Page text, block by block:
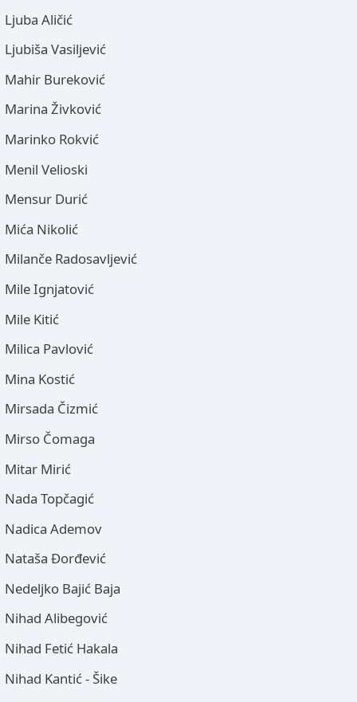
Ljuba Aličić
Ljubiša Vasiljević
Mahir Bureković
Marina Živković
Marinko Rokvić
Menil Velioski
Mensur Durić
Mića Nikolić
Milanče Radosavljević
Mile Ignjatović
Mile Kitić
Milica Pavlović
Mina Kostić
Mirsada Čizmić
Mirso Čomaga
Mitar Mirić
Nada Topčagić
Nadica Ademov
Nataša Đorđević
Nedeljko Bajić Baja
Nihad Alibegović
Nihad Fetić Hakala
Nihad Kantić - Šike